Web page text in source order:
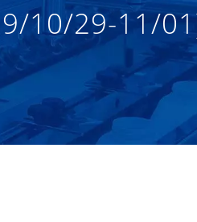
10/29-11/